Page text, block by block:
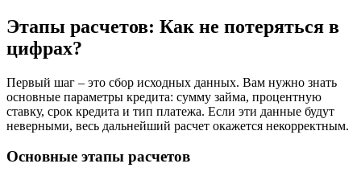
Этапы расчетов: Как не потеряться в
цифрах?
Первый шаг – это сбор исходных данных. Вам нужно знать
основные параметры кредита: сумму займа, процентную
ставку, срок кредита и тип платежа. Если эти данные будут
неверными, весь дальнейший расчет окажется некорректным.
Основные этапы расчетов